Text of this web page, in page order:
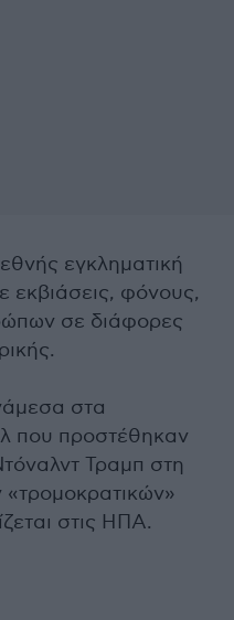
εγκληματική
εκβιάσεις, φόνους,
σε διάφορες
στα
που προστέθηκαν
Τραμπ στη
στις ΗΠΑ.